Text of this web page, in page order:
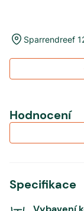
Sparrendreef
Hodnocení
Specifikace